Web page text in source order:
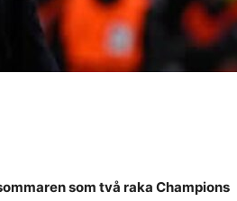
som två raka Champions